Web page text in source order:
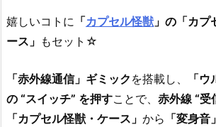
嬉しいコトに 「カプセル怪獣 」の「カプ
ース」 もセット☆
「赤外線通信」ギミック を搭載し、
「
の “スイッチ” を押すことで、 赤外線 “受
「カプセル怪獣・ケース」 から 「変身